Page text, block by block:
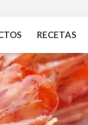
RECETAS